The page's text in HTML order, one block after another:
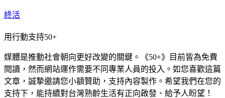
終活
用行動支持50+
媒體是推動社會朝向更好改變的關鍵。《50+》目前皆為免費
閱讀，然而網站運作需要不同專業人員的投入。如您喜歡這篇
文章，誠摯邀請您小額贊助，支持內容製作。希望我們在您的
支持下，能持續對台灣熟齡生活有正向啟發、給予人盼望！